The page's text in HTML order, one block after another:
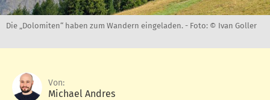
Die „Dolomiten“ haben zum Wandern eingeladen. - Foto: © Ivan Goller
Von:
Michael Andres